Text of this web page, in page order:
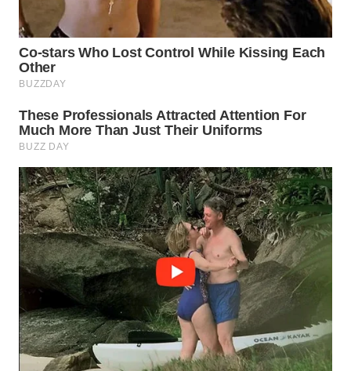
WN
SOLO
WN
BOROBUDUR
WN
MADURA
WN
SURABAYA
WN
NATUNA
WN
BINTAN